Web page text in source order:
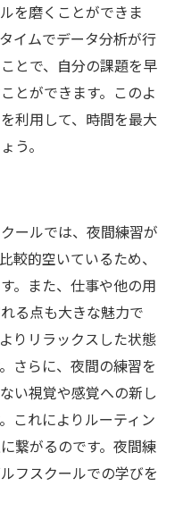
を磨くことができま
イムでデータ分析が行
とで、自分の課題を早
とができます。このよ
利用して、時間を最大
う。
ールでは、夜間練習が
較的空いているため、
。また、仕事や他の用
る点も大きな魅力で
りリラックスした状態
さらに、夜間の練習を
い視覚や感覚への新し
これによりルーティン
繋がるのです。夜間練
フスクールでの学びを